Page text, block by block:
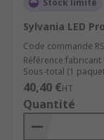
Stock limité
Sylvania LED
Code commande RS
Référence fabricant
Sous-total (1
40,40 €HT
Quantité